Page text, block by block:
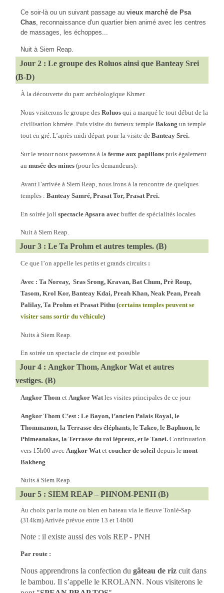
Ce soir-là ou un suivant passage auvieux marché de Psa
Chas, reconnaissance d'un quartier bien animé avec les centres
de massages, les échoppes...
Nuit à Siem Reap.
Jour 2 : Le groupe des Roluos ainsi que Banteay Srei
(B-D)
À la découverte du parc archéologique Khmer.
Nous visiterons le groupe desRoluosqui a marqué le tout début de la
civilisation khmère. Puis visite du fameux templeBakong un temple
tout en gré. L’après-midi départ pour la visite deBanteay Srei.
Sur le retour nous passerons à la ferme aux papillons puis également
au musée des mines(pour les demandeurs).
Avant l’arrivée à Siem Reap, nous irons à la rencontre de quelques
temples :Banteay Samré, Prasat Tor, Prasat Prei.
En soirée jolispectacle Apsara avecbuffet de spécialités locales
Nuit à Siem Reap.
Jour 3 : Le Ta Prohm et autres temples. (B)
Ce que l’on appelle les petits et grands circuits :
Avec : Ta Noreay, Sras Srong, Kravan, Bat Chum, Prè Roup,
Tasom, Krol Kor, Banteay Kdai, Preah Khan, Neak Pean, Preah
Palilay, Ta Prohm et Prasat Pithu (certains temples peuvent se
visiter sans sortir du véhicule)
Nuits à Siem Reap.
En soirée un spectacle de cirque est possible
Jour 4 : Angkor Thom, Angkor Wat et autres
vestiges. (B)
Angkor Thom etAngkor Watles visites principales de ce jour
Angkor Thom C’est : Le Bayon, l’ancien Palais Royal, le
Thommanon, la Terrasse des éléphants, le Takeo, le Baphuon, le
Phimeanakas, la Terrasse du roi lépreux, et le Tanei.Continuation
vers 15h00 avecAngkor Watet coucher de soleildepuis le mont
Bakheng
Nuits à Siem Reap.
Jour 5 : SIEM REAP – PHNOM-PENH (B)
Au choix par la route ou bien en bateau via le fleuve Tonlé-Sap
(314km) Arrivée prévue entre 13 et 14h00
Note : il existe aussi des vols REP - PNH
Par route :
Nous apprendrons la confection dugâteau de riz cuit dans
le bambou. Il s’appelle le KROLANN. Nous visiterons le